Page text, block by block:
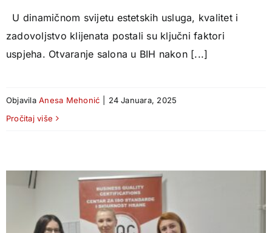
U dinamičnom svijetu estetskih usluga, kvalitet i
zadovoljstvo klijenata postali su ključni faktori
uspjeha. Otvaranje salona u BIH nakon [...]
ObjavilaAnesa Mehonić
24 Januara, 2025
Pročitaj više